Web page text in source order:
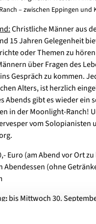
– zwischen Eppingen und
Christliche Männer aus
15 Jahren Gelegenheit
oder Themen zu
über Fragen des
Gespräch zu kommen.
Alters, ist herzlich
Abends gibt es wieder ein
in der Moonlight-Ranch!
vom Solopianisten
Euro (am Abend vor Ort
Abendessen (ohne
:bis Mittwoch 30.
bitte umgehend